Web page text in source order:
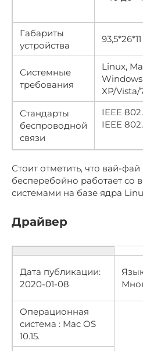
Габариты
устройства
Системные
требования
Linux,
Windows
XP/Vista/
Стандарты
беспроводной
связи
IEEE
IEEE
Стоит отметить, что вай-
бесперебойно работает
системами на базе ядра
Драйвер
Дата публикации:
2020-01-08
Операционная
система : Mac OS
10.15.